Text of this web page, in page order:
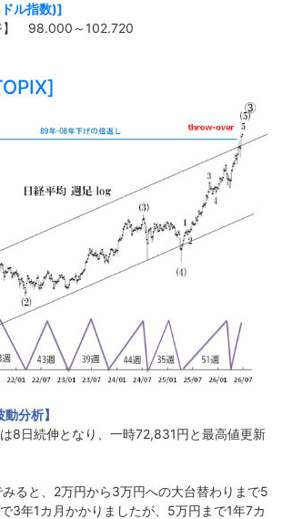
ル指数)]
】 98.000～102.720
分析】
8日続伸となり、一時72,831円と最高値更新
ると、2万円から3万円への大台替わりまで5
3年1カ月かかりましたが、5万円まで1年7カ